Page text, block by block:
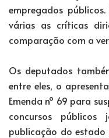
empregados
várias as críticas
comparação com a
Os deputados
entre eles, o
Emenda nº 69 para
concursos
publicação do